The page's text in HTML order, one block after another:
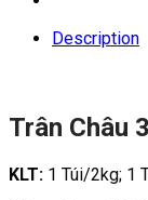
Description
Trân Châu
KLT: 1 Túi/2kg; 1